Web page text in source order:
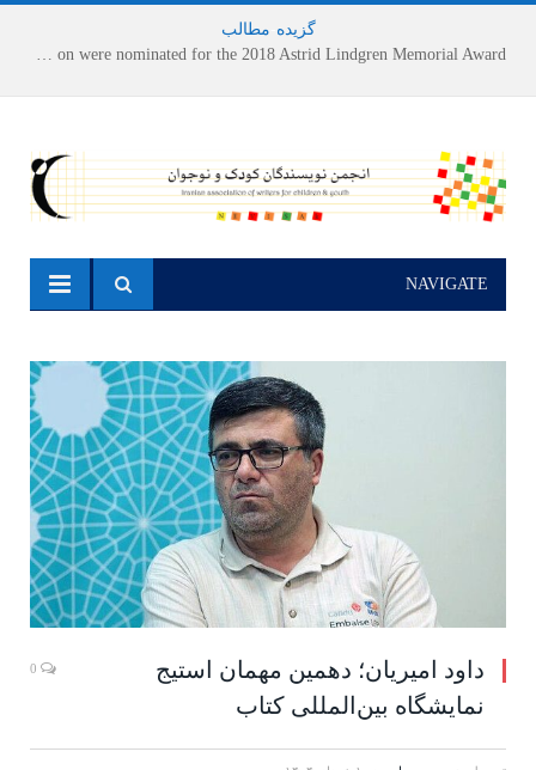
گزیده مطالب
NAVIGATE
داود امیریان؛ دهمین مهمان استیج
نمایشگاه بین‌المللی کتاب